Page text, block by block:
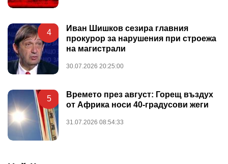
4
Иван Шишков сезира главния
прокурор за нарушения при строежа
на магистрали
30.07.2026 20:25:00
5
Времето през август: Горещ въздух
от Африка носи 40-градусови жеги
31.07.2026 08:54:33